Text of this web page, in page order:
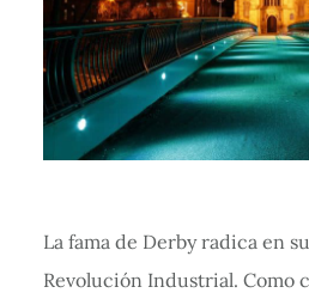
La fama de Derby radica en
Revolución Industrial. Como